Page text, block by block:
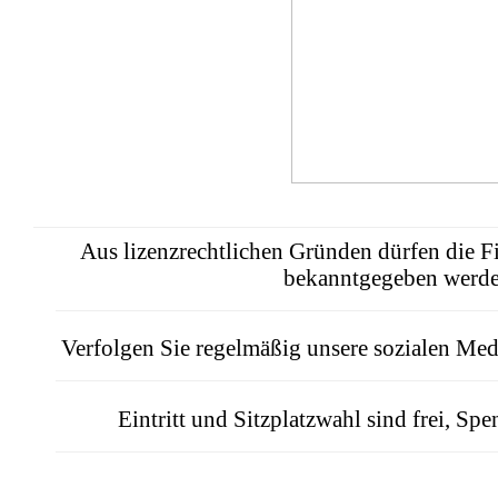
Aus lizenzrechtlichen Gründen dürfen die
bekanntgegeben
Verfolgen Sie regelmäßig unsere sozialen
Eintritt und Sitzplatzwahl sind frei,